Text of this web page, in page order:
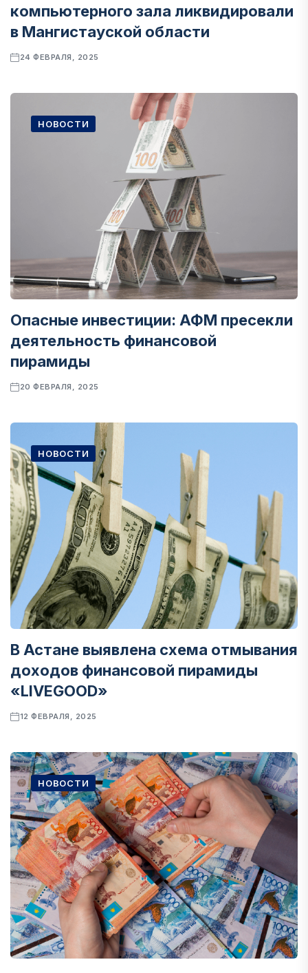
компьютерного зала ликвидировали
в Мангистауской области
24 ФЕВРАЛЯ, 2025
НОВОСТИ
Опасные инвестиции: АФМ пресекли
деятельность финансовой
пирамиды
20 ФЕВРАЛЯ, 2025
НОВОСТИ
В Астане выявлена схема отмывания
доходов финансовой пирамиды
«LIVEGOOD»
12 ФЕВРАЛЯ, 2025
НОВОСТИ